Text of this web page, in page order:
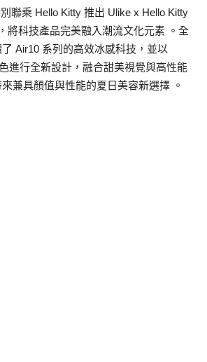
聯乘 Hello Kitty 推出 Ulike x Hello Kitty
將科技產品完美融入潮流文化元素 。全
Air10 系列的高效冰感科技，並以
進行全新設計，融合甜美視覺與高性能
兼具顏值與性能的夏日美容新選擇 。